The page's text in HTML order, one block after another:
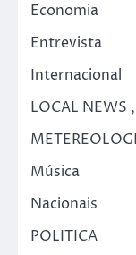
Economia
Entrevista
Internacional
LOCAL
Música
Nacionais
POLITICA